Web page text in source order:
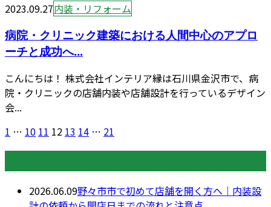
2023.09.27内装・リフォーム
病院・クリニック建築における人間中心のアプロ
ーチと成功へ...
こんにちは！ 株式会社インテリア縁は石川県金沢市で、病
院・クリニックの店舗内装や店舗設計を行っているデザイン
会...
1 … 10 11 12 13 14 … 21
2026.06.09野々市市で初めて店舗を開く方へ｜内装設